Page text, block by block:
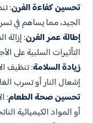
تحسين كفاءة الفرن:
الجيد، مما يساهم في
إطالة عمر الفرن: إزالة
التأثيرات السلبية على
زيادة السلامة: تنظيف
إشعال النار أو تسرب
تحسين صحة الطعام:
أو المواد الكيميائية